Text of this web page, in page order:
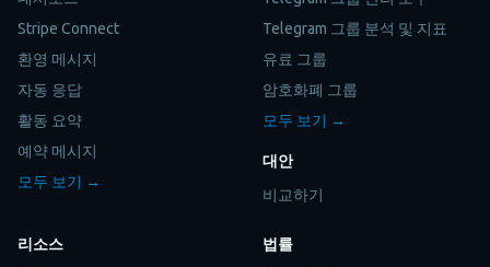
Stripe Connect
환영 메시지
자동 응답
활동 요약
예약 메시지
모두 보기 →
Telegram 그룹 분석 및 지표
유료 그룹
암호화폐 그룹
모두 보기 →
대안
비교하기
리소스
법률